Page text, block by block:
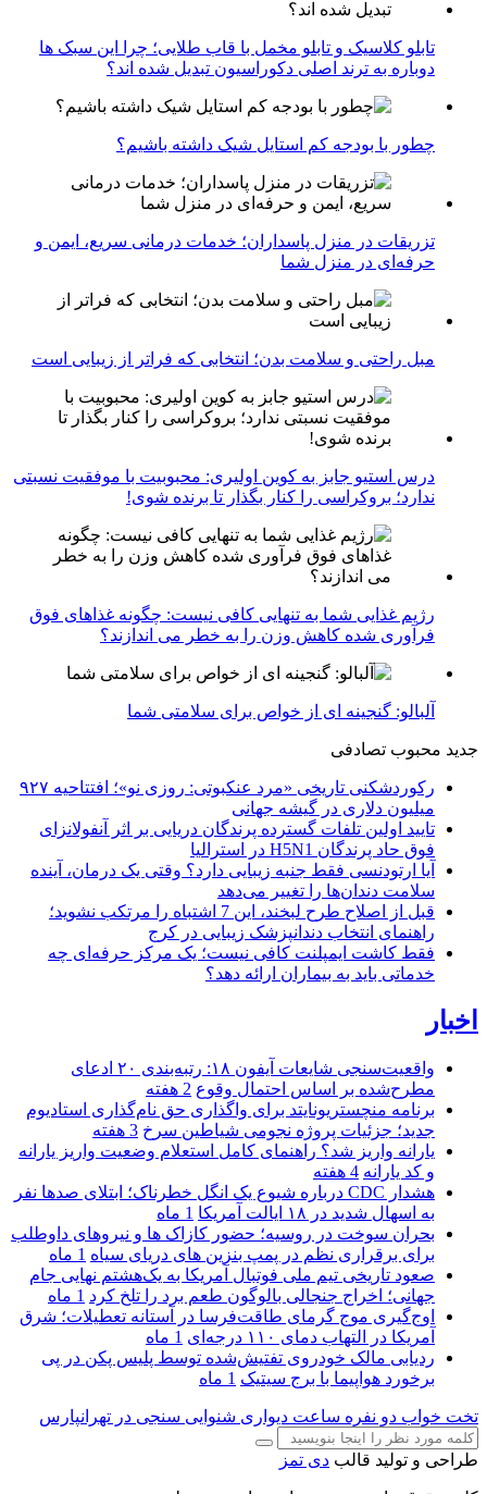
تابلو کلاسیک و تابلو مخمل با قاب طلایی؛ چرا این سبک ها
دوباره به ترند اصلی دکوراسیون تبدیل شده اند؟
چطور با بودجه کم استایل شیک داشته باشیم؟
تزریقات در منزل پاسداران؛ خدمات درمانی سریع، ایمن و
حرفه‌ای در منزل شما
مبل راحتی و سلامت بدن؛ انتخابی که فراتر از زیبایی است
درس استیو جابز به کوین اولیری: محبوبیت با موفقیت نسبتی
ندارد؛ بروکراسی را کنار بگذار تا برنده شوی!
رژیم غذایی شما به تنهایی کافی نیست: چگونه غذاهای فوق
فرآوری شده کاهش وزن را به خطر می اندازند؟
آلبالو: گنجینه ای از خواص برای سلامتی شما
جدید محبوب تصادفی
رکوردشکنی تاریخی «مرد عنکبوتی: روزی نو»؛ افتتاحیه ۹۲۷
میلیون دلاری در گیشه جهانی
تایید اولین تلفات گسترده پرندگان دریایی بر اثر آنفولانزای
فوق حاد پرندگان H5N1 در استرالیا
آیا ارتودنسی فقط جنبه زیبایی دارد؟ وقتی یک درمان، آینده
سلامت دندان‌ها را تغییر می‌دهد
قبل از اصلاح طرح لبخند، این 7 اشتباه را مرتکب نشوید؛
راهنمای انتخاب دندانپزشک زیبایی در کرج
فقط کاشت ایمپلنت کافی نیست؛ یک مرکز حرفه‌ای چه
خدماتی باید به بیماران ارائه دهد؟
اخبار
واقعیت‌سنجی شایعات آیفون ۱۸: رتبه‌بندی ۲۰ ادعای
مطرح‌شده بر اساس احتمال وقوع 2 هفته
برنامه منچستریونایتد برای واگذاری حق نام‌گذاری استادیوم
جدید؛ جزئیات پروژه نجومی شیاطین سرخ 3 هفته
یارانه واریز شد؟ راهنمای کامل استعلام وضعیت واریز یارانه
و کد یارانه 4 هفته
هشدار CDC درباره شیوع یک انگل خطرناک؛ ابتلای صدها نفر
به اسهال شدید در ۱۸ ایالت آمریکا
1 ماه
بحران سوخت در روسیه؛ حضور کازاک‌ ها و نیروهای داوطلب
برای برقراری نظم در پمپ بنزین‌ های دریای سیاه 1 ماه
صعود تاریخی تیم ملی فوتبال آمریکا به یک‌هشتم نهایی جام
جهانی؛ اخراج جنجالی بالوگون طعم برد را تلخ کرد 1 ماه
اوج‌گیری موج گرمای طاقت‌فرسا در آستانه تعطیلات؛ شرق
آمریکا در التهاب دمای ۱۱۰ درجه‌ای
1 ماه
ردیابی مالک خودروی تفتیش‌شده توسط پلیس پکن در پی
برخورد هواپیما با برج سیتیک 1 ماه
تخت خواب دو نفره ساعت دیواری شنوایی سنجی در تهرانپارس
طراحی و تولید قالب دی تمز